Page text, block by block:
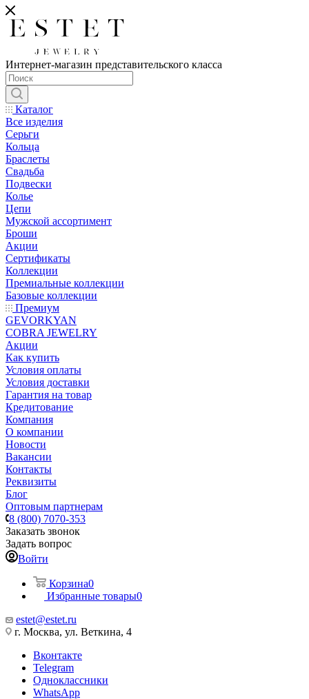
Интернет-магазин представительского класса
Каталог
Все изделия
Серьги
Кольца
Браслеты
Свадьба
Подвески
Колье
Цепи
Мужской ассортимент
Броши
Акции
Сертификаты
Коллекции
Премиальные коллекции
Базовые коллекции
Премиум
GEVORKYAN
COBRA JEWELRY
Акции
Как купить
Условия оплаты
Условия доставки
Гарантия на товар
Кредитование
Компания
О компании
Новости
Вакансии
Контакты
Реквизиты
Блог
Оптовым партнерам
8 (800) 7070-353
Заказать звонок
Задать вопрос
Войти
Корзина0
Избранные товары0
estet@estet.ru
г. Москва, ул. Веткина, 4
Вконтакте
Telegram
Одноклассники
WhatsApp